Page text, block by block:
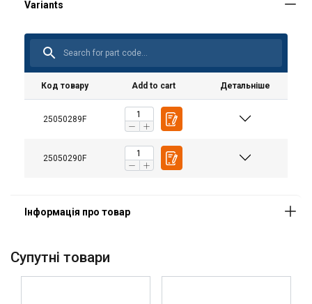
Код товару Add to cart Детальніше
25050289F
25050290F
Стандарт:
Cупутні товари